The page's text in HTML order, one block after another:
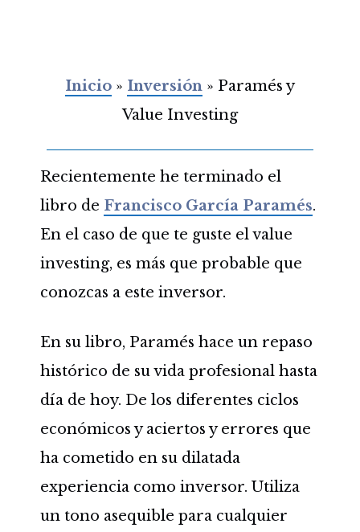
Inicio » Inversión» Paramés y
Value Investing
Recientemente he terminado el
libro de Francisco García Paramés.
En el caso de que te guste el value
investing, es más que probable que
conozcas a este inversor.
En su libro, Paramés hace un repaso
histórico de su vida profesional hasta
día de hoy. De los diferentes ciclos
económicos y aciertos y errores que
ha cometido en su dilatada
experiencia como inversor. Utiliza
un tono asequible para cualquier